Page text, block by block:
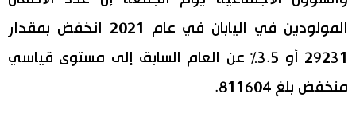
مانغا وأنيمي
علوم وتكنولوجيا
المولودين في اليابان في عام 2021 انخفض بمقدار
29231 أو 3.5٪ عن العام السابق إلى مستوى قياسي
منخفض بلغ 811604.